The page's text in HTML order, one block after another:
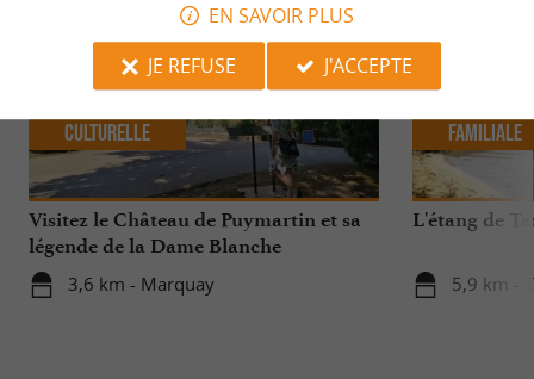
Visitez le Château de Puymartin et sa
légende de la Dame Blanche
3,6 km - Marquay
Culturelle
L'étang de
5,9 km -
Familiale
EN SAVOIR PLUS
JE REFUSE
J'ACCEPTE